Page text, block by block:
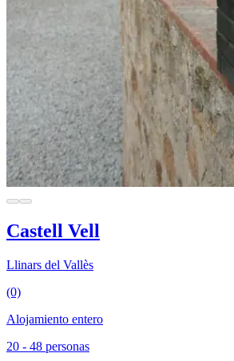
Castell Vell
Llinars del Vallès
(0)
Alojamiento entero
20 - 48 personas